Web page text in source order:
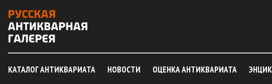
КАТАЛОГ АНТИКВАРИАТА НОВОСТИ ОЦЕНКА АНТИКВАРИАТА